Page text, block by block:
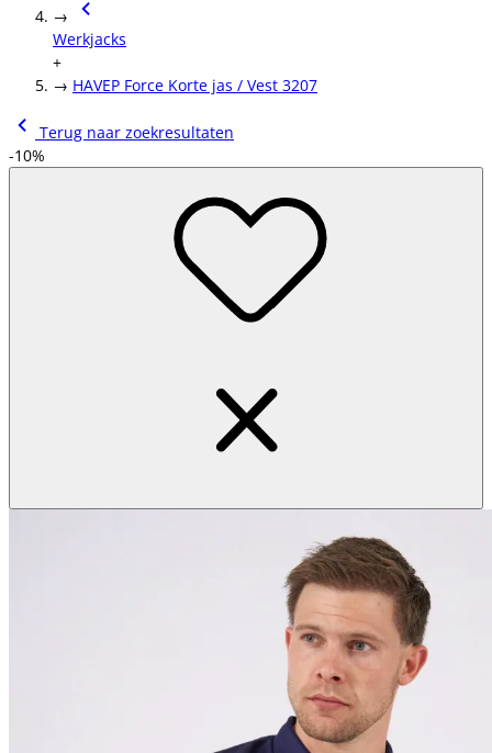
→
Werkjacks
+
→ HAVEP Force Korte jas / Vest 3207
Terug naar zoekresultaten
-10%